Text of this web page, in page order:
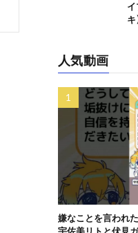
キ
人気動画
嫌なことを言われ